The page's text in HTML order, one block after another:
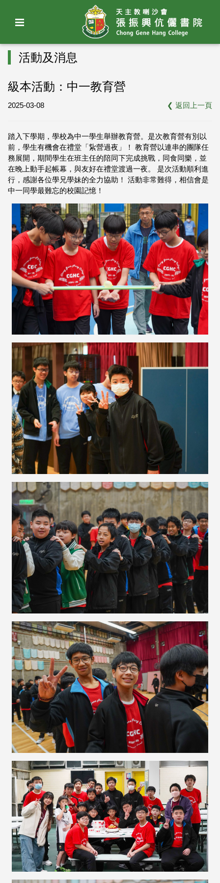
活動及消息
級本活動：中一教育營
2025-03-08 ❮ 返回上一頁
踏入下學期，學校為中一學生舉辦教育營。是次教育營有別以
前，學生有機會在禮堂「紥營過夜」！ 教育營以連串的團隊任
務展開，期間學生在班主任的陪同下完成挑戰，同食同樂，並
在晚上動手起帳幕，與友好在禮堂渡過一夜。 是次活動順利進
行，感謝各位學兄學妹的全力協助！ 活動非常難得，相信會是
中一同學最難忘的校園記憶！